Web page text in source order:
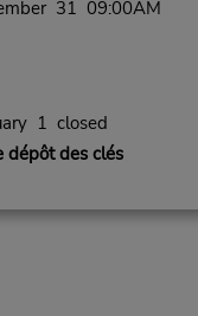
31 09:00AM
1 closed
dépôt des clés